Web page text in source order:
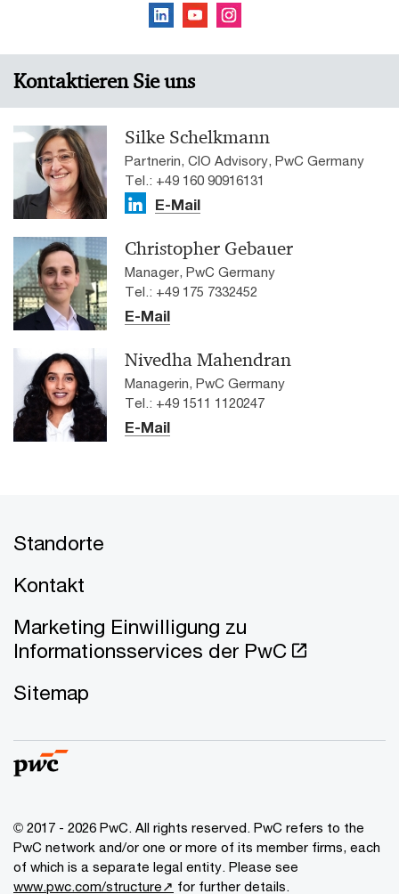
Kontaktieren Sie uns
Silke Schelkmann
Partnerin, CIO Advisory, PwC Germany
Tel.: +49 160 90916131
E-Mail
Christopher Gebauer
Manager, PwC Germany
Tel.: +49 175 7332452
E-Mail
Nivedha Mahendran
Managerin, PwC Germany
Tel.: +49 1511 1120247
E-Mail
Standorte
Kontakt
Marketing Einwilligung zu
Informationsservices der PwC
Sitemap
© 2017 - 2026 PwC. All rights reserved. PwC refers to the
PwC network and/or one or more of its member firms, each
of which is a separate legal entity. Please see
www.pwc.com/structure↗ for further details.